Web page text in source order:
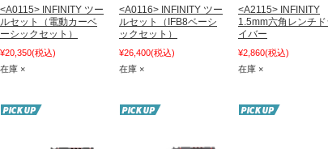
<A0115> INFINITY ツー
ルセット（電動カーベ
ーシックセット）
¥20,350(税込)
在庫 ×
<A0116> INFINITY ツー
ルセット（IFB8ベーシ
ックセット）
¥26,400(税込)
在庫 ×
<A2115> INFINITY
1.5mm六角レンチド
イバー
¥2,860(税込)
在庫 ×